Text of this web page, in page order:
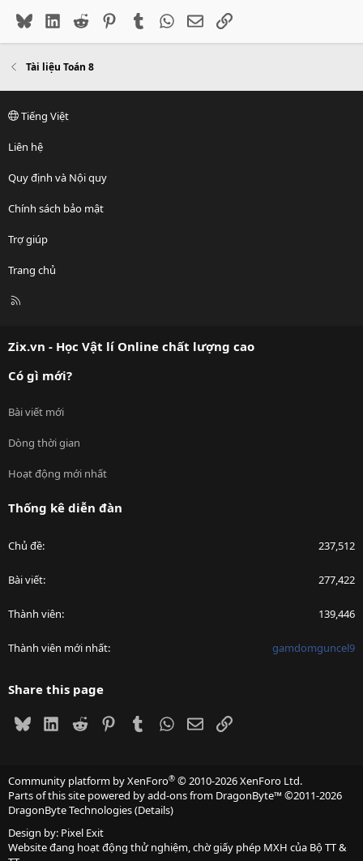
BlueskyLinkedIn
Reddit PinterestTumblr WhatsApp
EmailLink
Tài liệu Toán 8
Tiếng Việt
Liên hệ
Quy định và Nội quy
Chính sách bảo mật
Trợ giúp
Trang chủ
R
Zix.vn - Học Vật lí Online chất lượng cao
Có gì mới?
Bài viết mới
Dòng thời gian
Hoạt động mới nhất
Thống kê diễn đàn
Chủ đề 237,512
Bài viết 277,422
Thành viên 139,446
Thành viên mới nhất gamdomguncel9
Share this page
BlueskyLinkedIn
Reddit PinterestTumblrWhatsApp
EmailLink
Community platform by XenForo® © 2010-2026 XenForo Ltd.
Parts of this site powered byadd-ons from DragonByte™©2011-2026
DragonByte Technologies(Details)
Design by: Pixel Exit
Website đang hoạt động thử nghiệm, chờ giấy phép MXH của Bộ TT &